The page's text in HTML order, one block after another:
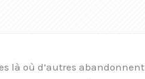
là où d’autres